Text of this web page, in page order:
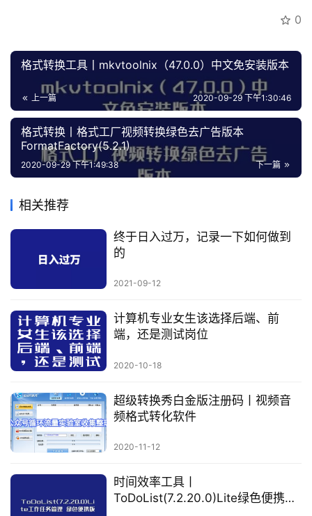
0
格式转换工具丨mkvtoolnix（47.0.0）中文免安装版本
上一篇 2020-09-29 下午1:30:46
格式转换丨格式工厂视频转换绿色去广告版本
FormatFactory(5.2.1)
下一篇
2020-09-29 下午1:49:38
相关推荐
终于日入过万，记录一下如何做到
的
2021-09-12
计算机专业女生该选择后端、前
端，还是测试岗位
2020-10-18
超级转换秀白金版注册码丨视频音
频格式转化软件
2020-11-12
时间效率工具丨
ToDoList(7.2.20.0)Lite绿色便携版